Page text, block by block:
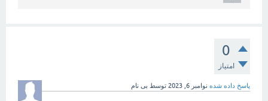
0
امتیاز
پاسخ داده شده نوامبر 6, 2023 توسط بی نام